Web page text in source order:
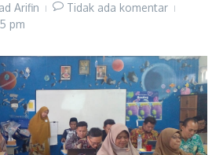
Arifin
Tidak ada komentar
pm